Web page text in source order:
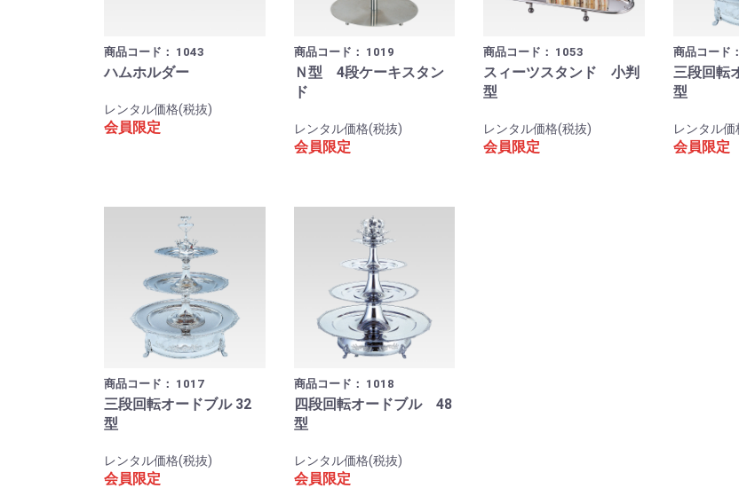
商品コード： 1043
ハムホルダー
レンタル価格(税抜)
会員限定
商品コード： 1019
Ｎ型 4段ケーキスタン
ド
レンタル価格(税抜)
会員限定
商品コード： 1053
スィーツスタンド 小判
型
レンタル価格(税抜)
会員限定
商品コード：
三段回転
型
レンタル
会員限定
商品コード： 1017
三段回転オードブル 32
型
レンタル価格(税抜)
会員限定
商品コード： 1018
四段回転オードブル 48
型
レンタル価格(税抜)
会員限定